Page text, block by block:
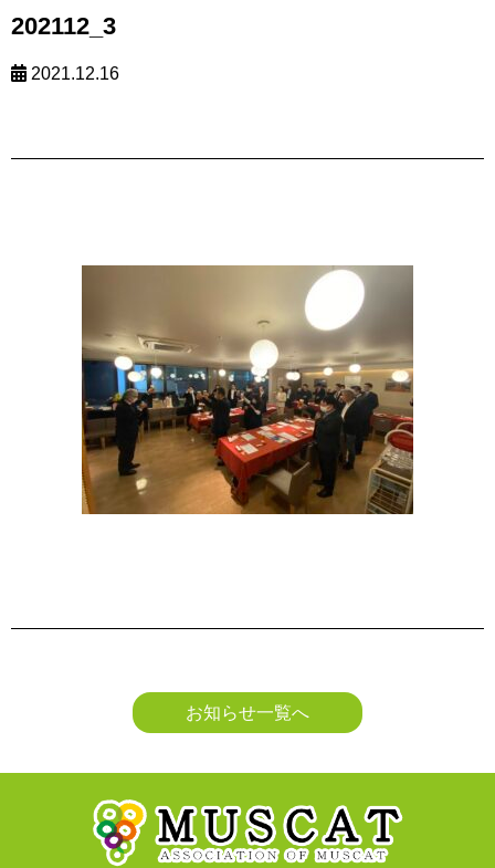
202112_3
2021.12.16
お知らせ一覧へ